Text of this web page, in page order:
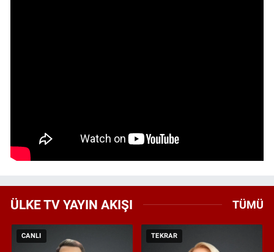
ÜLKE TV YAYIN AKIŞI TÜMÜ
CANLI TEKRAR